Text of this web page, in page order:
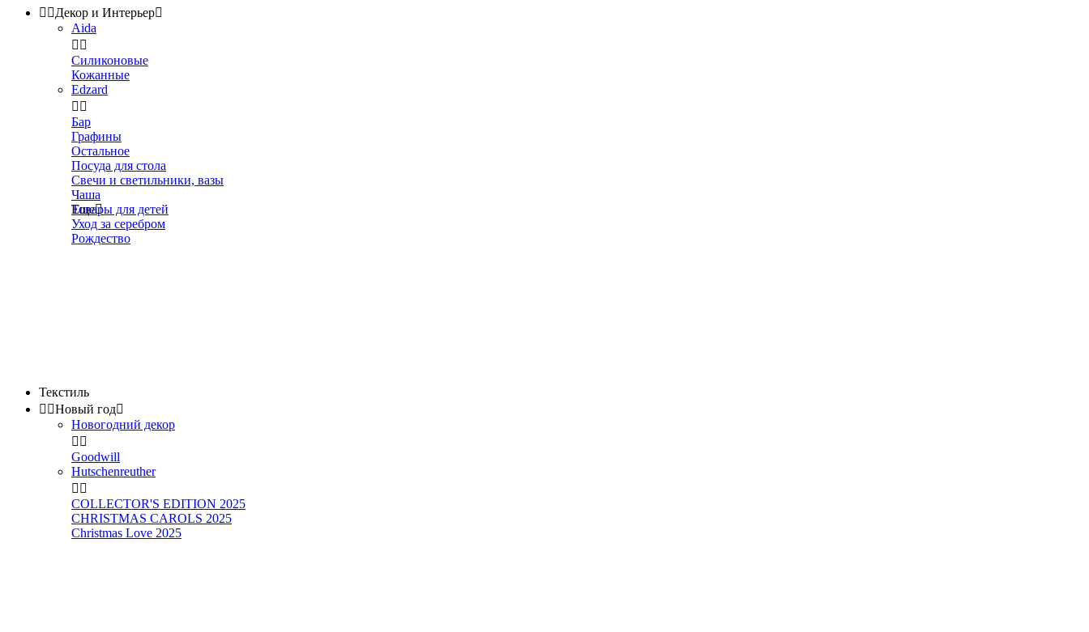
 Декор и Интерьер
Aida
 
Силиконовые
Кожанные
Edzard
 
Бар
Графины
Остальное
Посуда для стола
Свечи и светильники, вазы
Чаша
Товары для детей
Уход за серебром
Рождество
Еще
Текстиль
 Новый год
Новогодний декор
 
Goodwill
Hutschenreuther
 
COLLECTOR'S EDITION 2025
CHRISTMAS CAROLS 2025
Christmas Love 2025